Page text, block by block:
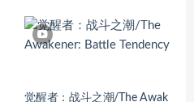
觉醒者：战斗之潮/The Awak